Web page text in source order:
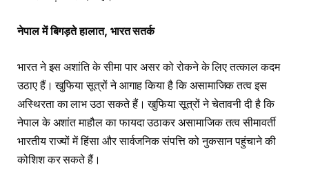
नेपाल में बिगड़ते हालात, भारत सतर्क
भारत ने इस अशांति के सीमा पार असर को रोकने के लिए तत्काल कदम
उठाए हैं। खुफिया सूत्रों ने आगाह किया है कि असामाजिक तत्व इस
अस्थिरता का लाभ उठा सकते हैं। खुफिया सूत्रों ने चेतावनी दी है कि
नेपाल के अशांत माहौल का फायदा उठाकर असामाजिक तत्व सीमावर्ती
भारतीय राज्यों में हिंसा और सार्वजनिक संपत्ति को नुकसान पहुंचाने की
कोशिश कर सकते हैं।